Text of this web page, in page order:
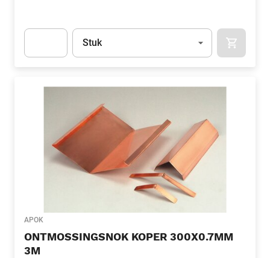
Eenheid
Stuk
APOK
ONTMOSSINGSNOK KOPER 300X0.7MM
3M